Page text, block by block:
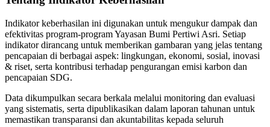
Indikator keberhasilan ini digunakan untuk mengukur dampak dan
efektivitas program-program Yayasan Bumi Pertiwi Asri. Setiap
indikator dirancang untuk memberikan gambaran yang jelas tentang
pencapaian di berbagai aspek: lingkungan, ekonomi, sosial, inovasi
& riset, serta kontribusi terhadap pengurangan emisi karbon dan
pencapaian SDG.
Data dikumpulkan secara berkala melalui monitoring dan evaluasi
yang sistematis, serta dipublikasikan dalam laporan tahunan untuk
memastikan transparansi dan akuntabilitas kepada seluruh